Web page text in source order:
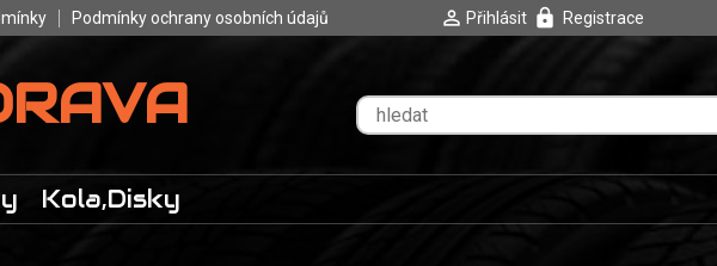
Podmínky ochrany osobních údajů Přihlásit Registrace
Kola,Disky